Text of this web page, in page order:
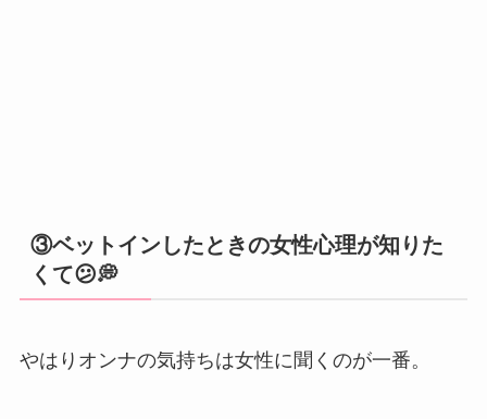
③ベットインしたときの女性心理が知りた
くて😕💭
やはりオンナの気持ちは女性に聞くのが一番。